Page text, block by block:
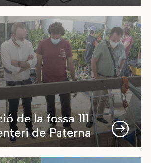
de la fossa 111
de Paterna